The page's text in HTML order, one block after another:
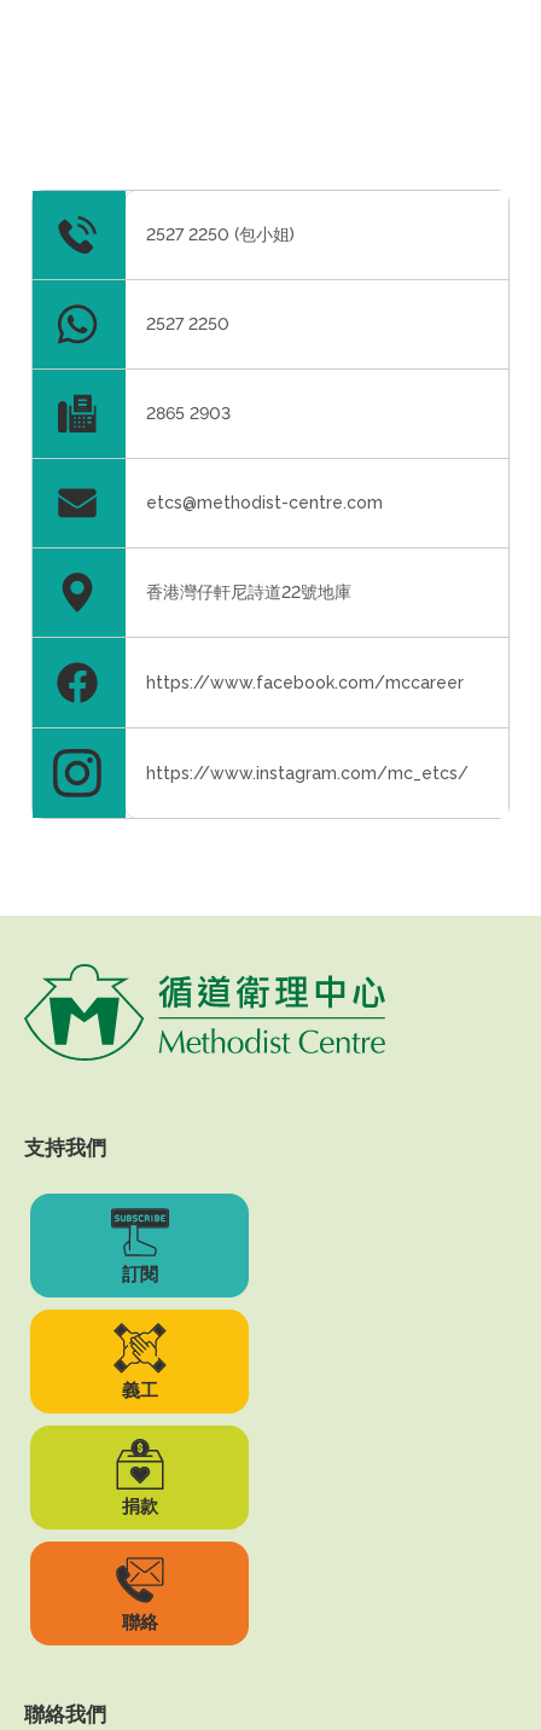
2527 2250 (包小姐)
2527 2250
2865 2903
etcs@methodist-centre.com
香港灣仔軒尼詩道22號地庫
https://www.facebook.com/mccareer
https://www.instagram.com/mc_etcs/
支持我們
訂閱
義工
捐款
聯絡
聯絡我們